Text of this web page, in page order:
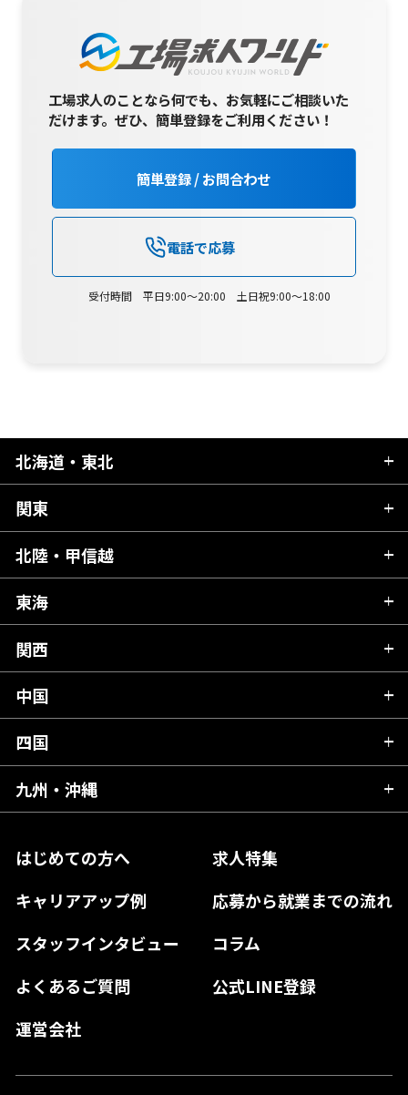
工場求人のことなら何でも、お気軽にご相談いた
だけます。ぜひ、簡単登録をご利用ください！
簡単登録 / お問合わせ
電話で応募
受付時間 平日9:00～20:00 土日祝9:00～18:00
はじめての方へ
求人特集
キャリアアップ例
応募から就業までの流れ
スタッフインタビュー
コラム
よくあるご質問
公式LINE登録
運営会社
北海道・東北
北海道
青森県
秋田県
岩手県
宮城県
福島県
関東
茨城県
栃木県
群馬県
千葉県
東京都
神奈川県
北陸・甲信越
新潟県
富山県
石川県
山梨県
長野県
東海
岐阜県
静岡県
愛知県
関西
滋賀県
京都府
大阪府
奈良県
和歌山県
中国
広島県
岡山県
島根県
山口県
四国
愛媛県
高知県
徳島県
九州・沖縄
熊本県
宮崎県
鹿児島県